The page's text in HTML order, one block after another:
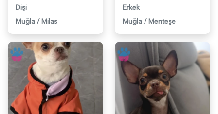
Dişi
Muğla / Milas
Erkek
Muğla / Menteşe